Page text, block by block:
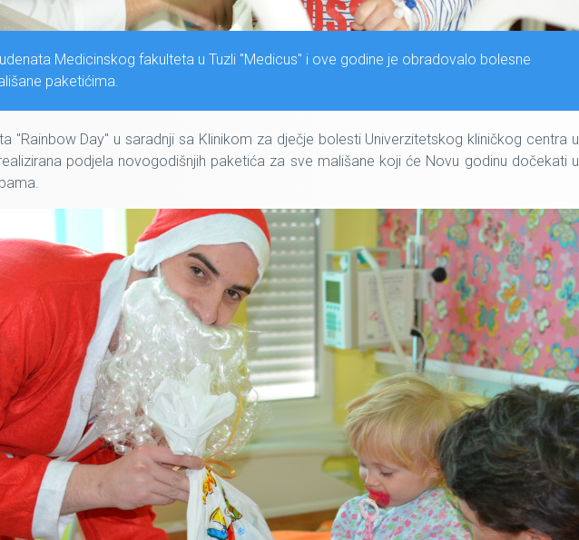
Medicinskog fakulteta u Tuzli "Medicus" i ove godine je obradovalo bolesne
paketićima.
"Rainbow Day" u saradnji sa Klinikom za dječje bolesti Univerzitetskog kliničkog centra u
podjela novogodišnjih paketića za sve mališane koji će Novu godinu dočekati u